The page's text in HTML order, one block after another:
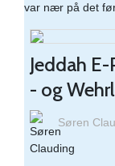
var nær på det
Jeddah
- og
Søren